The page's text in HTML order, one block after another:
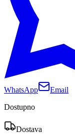
WhatsApp
Email
Dostupno
Dostava